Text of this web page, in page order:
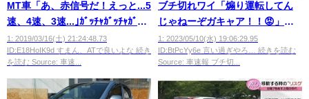
MT車「あ、赤信号だ！えっと...5
速、4速、3速...｣ｶﾞｯﾁｬｶﾞｯﾁｬｶﾞｸ
ｶﾞｸｯﾌﾟｩ...
1: 2019/03/16(土) 21:24:48.73
ID:E18HoIK9d すまん、ATで良いよな 続き
を読む Source: 車速...
ブチ切れワイ「煽り運転してん
じゃねーぞガキャア！！😡」ガ
キ「口くせーんだよハゲ」
1: 2023/05/10(水) 19:06:29.95
ID:BtPcYy6e 言い過ぎやろ… 続きを読む
Source: 車速報 ブチ切...